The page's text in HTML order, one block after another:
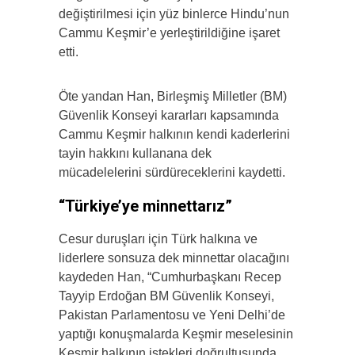
değiştirilmesi için yüz binlerce Hindu’nun
Cammu Keşmir’e yerleştirildiğine işaret
etti.
Öte yandan Han, Birleşmiş Milletler (BM)
Güvenlik Konseyi kararları kapsamında
Cammu Keşmir halkının kendi kaderlerini
tayin hakkını kullanana dek
mücadelelerini sürdüreceklerini kaydetti.
“Türkiye’ye minnettarız”
Cesur duruşları için Türk halkına ve
liderlere sonsuza dek minnettar olacağını
kaydeden Han, “Cumhurbaşkanı Recep
Tayyip Erdoğan BM Güvenlik Konseyi,
Pakistan Parlamentosu ve Yeni Delhi’de
yaptığı konuşmalarda Keşmir meselesinin